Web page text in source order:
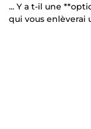
... Y a t-il une
qui vous enlèverai